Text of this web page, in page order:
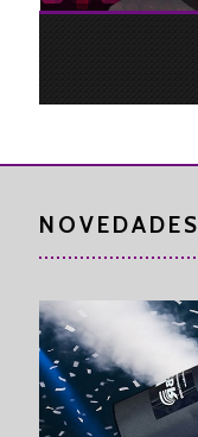
NOVEDADES